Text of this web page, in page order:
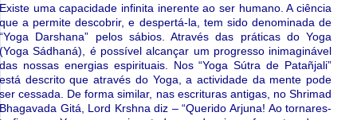
Existe uma capacidade infinita inerente ao ser humano. A ciência
que a permite descobrir, e despertá-la, tem sido denominada de
“Yoga Darshana” pelos sábios. Através das práticas do Yoga
(Yoga Sádhaná), é possível alcançar um progresso inimaginável
das nossas energias espirituais. Nos“Yoga Sútra de Patañjali”
está descrito que através do Yoga, a actividade da mente pode
ser cessada. De forma similar, nas escrituras antigas, no Shrimad
Bhagavada Gitá , Lord Krshna diz – “Querido Arjuna! Ao tornares-